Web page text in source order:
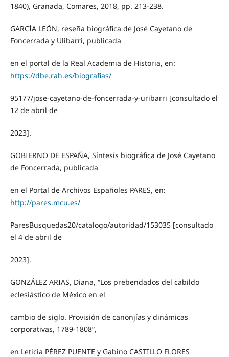
1840), Granada, Comares, 2018, pp. 213-238.
GARCÍA LEÓN, reseña biográfica de José Cayetano de
Foncerrada y Ulibarri, publicada
en el portal de la Real Academia de Historia, en:
https://dbe.rah.es/biografias/
95177/jose-cayetano-de-foncerrada-y-uribarri [consultado el
12 de abril de
2023].
GOBIERNO DE ESPAÑA, Síntesis biográfica de José Cayetano
de Foncerrada, publicada
en el Portal de Archivos Españoles PARES, en:
http://pares.mcu.es/
ParesBusquedas20/catalogo/autoridad/153035 [consultado
el 4 de abril de
2023].
GONZÁLEZ ARIAS, Diana, “Los prebendados del cabildo
eclesiástico de México en el
cambio de siglo. Provisión de canonjías y dinámicas
corporativas, 1789-1808”,
en Leticia PÉREZ PUENTE y Gabino CASTILLO FLORES